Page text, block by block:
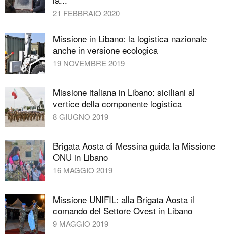
21 FEBBRAIO 2020
Missione in Libano: la logistica nazionale
anche in versione ecologica
19 NOVEMBRE 2019
Missione italiana in Libano: siciliani al
vertice della componente logistica
8 GIUGNO 2019
Brigata Aosta di Messina guida la Missione
ONU in Libano
16 MAGGIO 2019
Missione UNIFIL: alla Brigata Aosta il
comando del Settore Ovest in Libano
9 MAGGIO 2019